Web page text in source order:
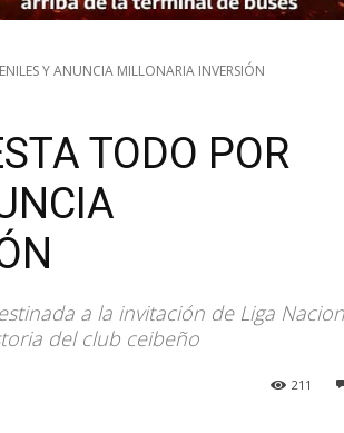
Y ANUNCIA MILLONARIA INVERSIÓN
TODO POR
a la invitación de Liga
del club ceibeño
211